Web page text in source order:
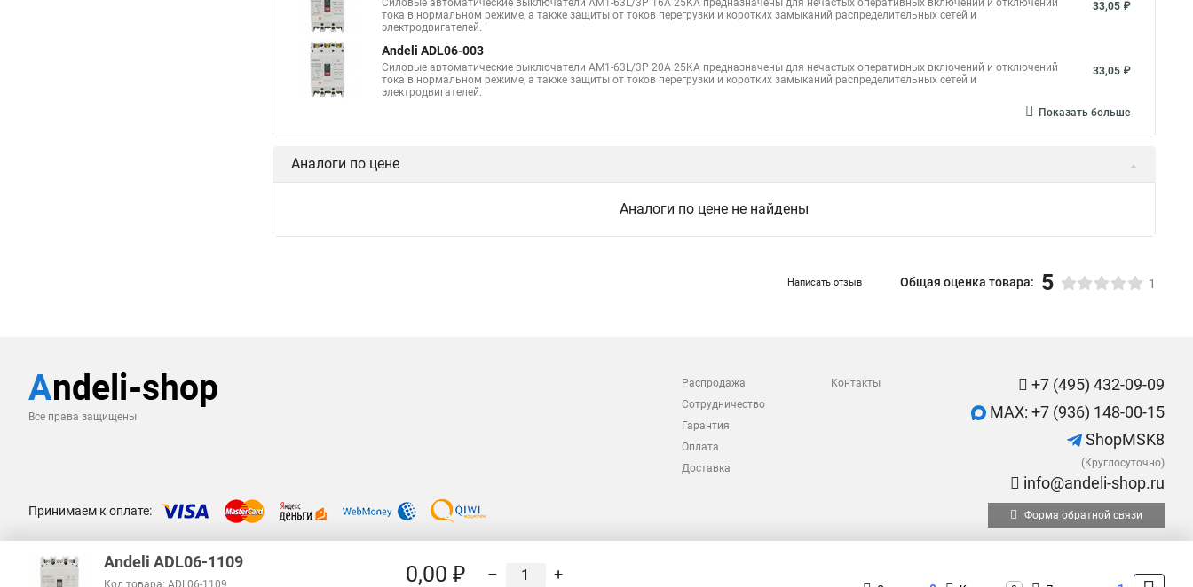
Силовые автоматические выключатели AM1-63L/3P 16A 25KA предназначены для нечастых оперативных включений и отключений
тока в нормальном режиме, а также защиты от токов перегрузки и коротких замыканий распределительных сетей и
электродвигателей.
33,05 ₽
Andeli ADL06-003
Силовые автоматические выключатели AM1-63L/3P 20A 25KA предназначены для нечастых оперативных включений и отключений
тока в нормальном режиме, а также защиты от токов перегрузки и коротких замыканий распределительных сетей и
электродвигателей.
33,05 ₽
Показать больше
Аналоги по цене
Аналоги по цене не найдены
Написать отзыв Общая оценка товара: 5 1
Все права защищены
Распродажа
Сотрудничество
Гарантия
Оплата
Доставка
Контакты
+7 (495) 432-09-09
MAX: +7 (936) 148-00-15
ShopMSK8
(Круглосуточно)
info@andeli-shop.ru
Принимаем к оплате: Форма обратной связи
Andeli ADL06-1109
Код товара: ADL06-1109 0,00 ₽ – +